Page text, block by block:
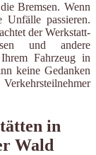
Bremsen. Wenn
Unfälle passieren.
der Werkstatt-
und andere
Fahrzeug in
keine Gedanken
in
Wald